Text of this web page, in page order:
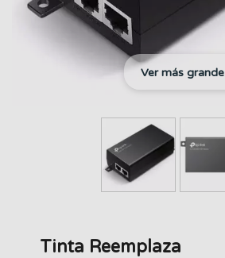
Ver más grande
Tinta Reemplaza